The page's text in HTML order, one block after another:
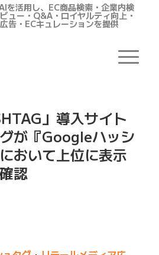
を活用し、EC商品検索・企業内検
ュー・Q&A・ロイヤルティ向上・
告・ECキュレーションを提供
」導入サイト
が『Googleハッシ
おいて上位に表示
認